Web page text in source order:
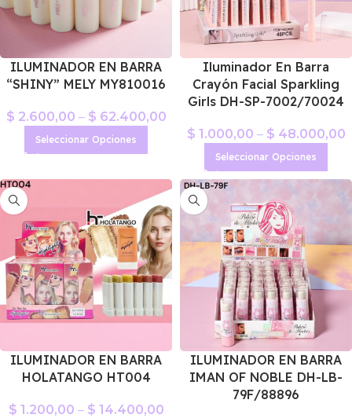
ILUMINADOR EN BARRA
“SHINY” MELY MY810016
$ 2.600,00 – $ 62.400,00
Seleccionar Opciones
Iluminador En Barra
Crayón Facial Sparkling
Girls DH-SP-7002/70024
$ 1.000,00 – $ 48.000,00
Seleccionar Opciones
ILUMINADOR EN BARRA
HOLATANGO HT004
$ 1.200,00 – $ 14.400,00
ILUMINADOR EN BARRA
IMAN OF NOBLE DH-LB-
79F/88896